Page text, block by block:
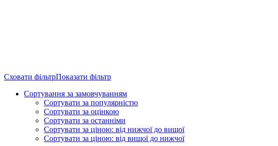
Сховати фільтрПоказати фільтр
Сортування за замовчуванням
Сортувати за популярністю
Сортувати за оцінкою
Сортувати за останніми
Сортувати за ціною: від нижчої до вищої
Сортувати за ціною: від вищої до нижчої